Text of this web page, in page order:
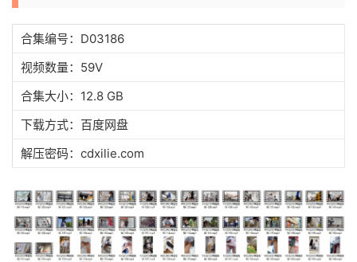
合集编号：D03186
视频数量：59V
合集大小：12.8 GB
下载方式：百度网盘
解压密码：cdxilie.com